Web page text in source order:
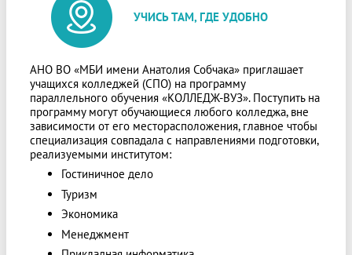
УЧИСЬ ТАМ, ГДЕ УДОБНО
АНО ВО «МБИ имени Анатолия Собчака» приглашает
учащихся колледжей (СПО) на программу
параллельного обучения «КОЛЛЕДЖ-ВУЗ». Поступить на
программу могут обучающиеся любого колледжа, вне
зависимости от его месторасположения, главное чтобы
специализация совпадала с направлениями подготовки,
реализуемыми институтом:
Гостиничное дело
Туризм
Экономика
Менеджмент